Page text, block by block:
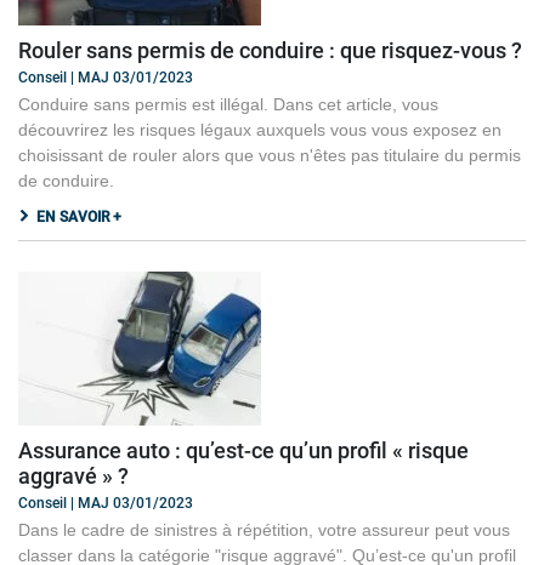
Rouler sans permis de conduire : que risquez-vous ?
Conseil | MAJ 03/01/2023
Conduire sans permis est illégal. Dans cet article, vous
découvrirez les risques légaux auxquels vous vous exposez en
choisissant de rouler alors que vous n'êtes pas titulaire du permis
de conduire.
EN SAVOIR +
Assurance auto : qu’est-ce qu’un profil « risque
aggravé » ?
Conseil | MAJ 03/01/2023
Dans le cadre de sinistres à répétition, votre assureur peut vous
classer dans la catégorie "risque aggravé". Qu’est-ce qu'un profil